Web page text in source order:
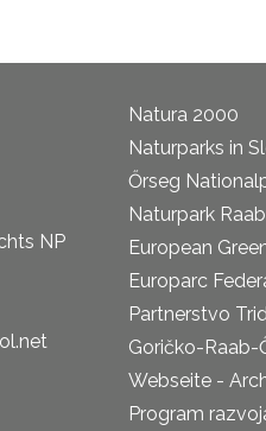
NP
Natura 2000
Naturparks in
Őrseg
Naturpark Raab
European
Europarc
Partnerstvo
Goričko-Raab-
Webseite -
Program